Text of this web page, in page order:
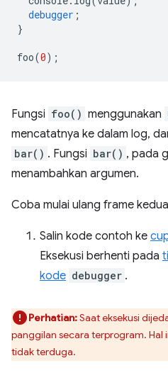
debugger ;
}
foo(0);
Fungsi foo() menggunakan
mencatatnya ke dalam log,
bar() . Fungsi bar() , pada
menambahkan argumen.
Coba mulai ulang frame
Salin kode contoh ke
Eksekusi berhenti pada
kode debugger .
Perhatian:Saat eksekusi
panggilan secara terprogram.
tidak terduga.